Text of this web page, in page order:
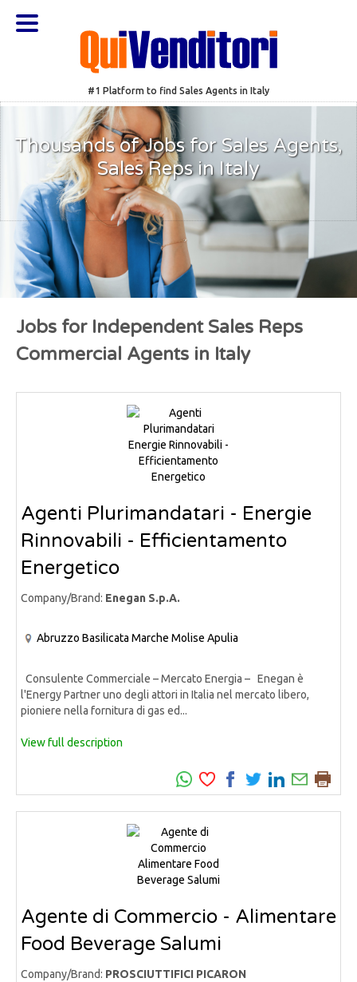
#1 Platform to find Sales Agents in Italy
Thousands of Jobs for Sales Agents,
Sales Reps in Italy
Jobs for Independent Sales Reps
Commercial Agents in Italy
Agenti Plurimandatari - Energie
Rinnovabili - Efficientamento
Energetico
Company/Brand: Enegan S.p.A.
Abruzzo Basilicata Marche Molise Apulia
Consulente Commerciale – Mercato Energia – Enegan è
l'Energy Partner uno degli attori in Italia nel mercato libero,
pioniere nella fornitura di gas ed...
View full description
Agente di Commercio - Alimentare
Food Beverage Salumi
Company/Brand: PROSCIUTTIFICI PICARON